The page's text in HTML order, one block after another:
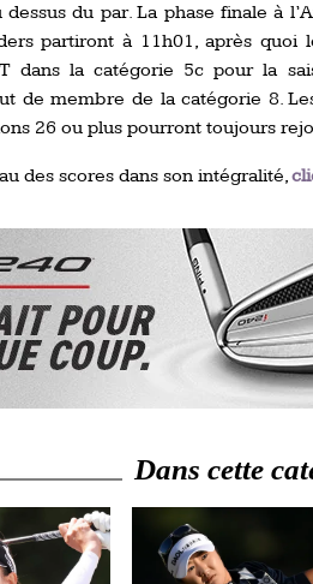
du par. La phase finale à
partiront à 11h01, après quoi
dans la catégorie 5c pour la
de membre de la catégorie 8.
26 ou plus pourront toujours
des scores dans son intégralité,
Dans cette